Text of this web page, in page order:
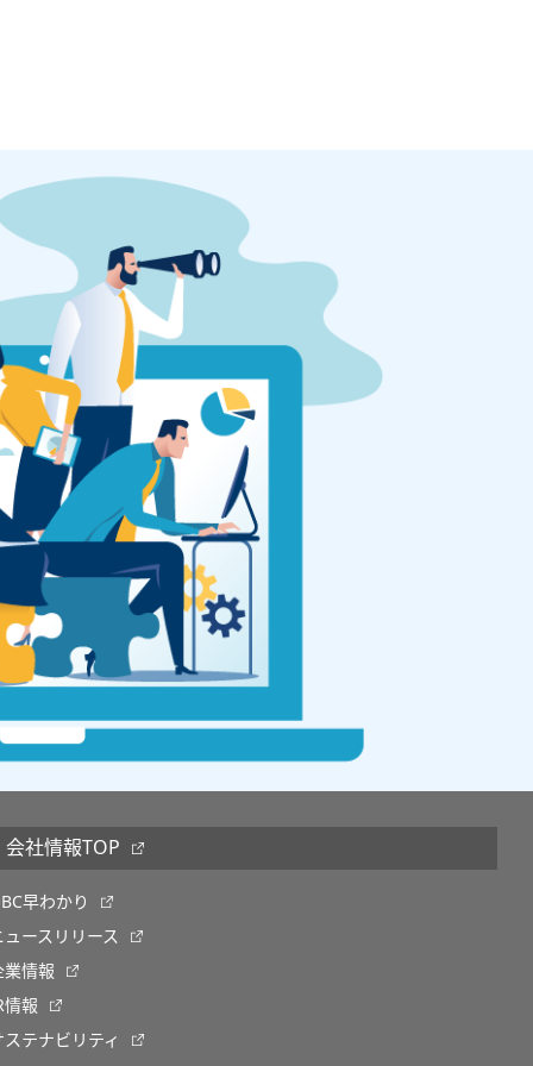
会社情報TOP
早わかり
ュースリリース
業情報
情報
ステナビリティ